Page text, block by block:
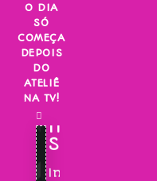
Skip
content
O DIA
SÓ
COMEÇA
DEPOIS
DO
ATELIÊ
NA TV!
INSCREVA-
SE!
Inscreva-